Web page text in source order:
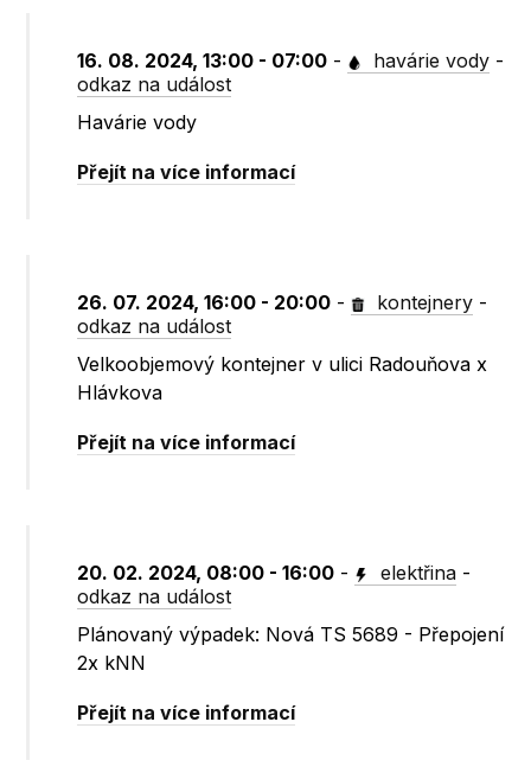
16. 08. 2024, 13:00 - 07:00 - havárie vody -
odkaz na událost
Havárie vody
Přejít na více informací
26. 07. 2024, 16:00 - 20:00 - kontejnery -
odkaz na událost
Velkoobjemový kontejner v ulici Radouňova x
Hlávkova
Přejít na více informací
20. 02. 2024, 08:00 - 16:00 - elektřina -
odkaz na událost
Plánovaný výpadek: Nová TS 5689 - Přepojení
2x kNN
Přejít na více informací